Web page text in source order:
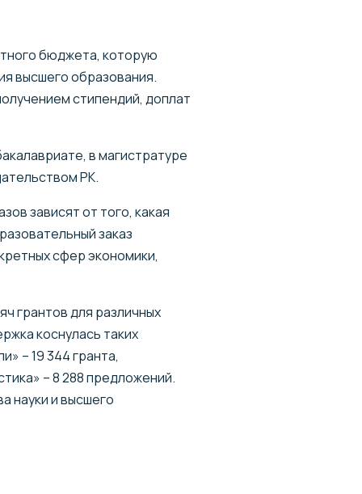
бюджета, которую
высшего образования.
стипендий, доплат
в магистратуре
РК.
зависят от того, какая
заказ
сфер экономики,
грантов для различных
коснулась таких
– 19 344 гранта,
– 8 288 предложений.
науки и высшего